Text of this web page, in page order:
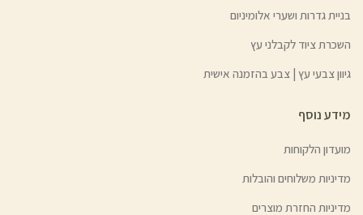
בניית גדרות ושערי אלומיניום
השכרת ציוד לקבלני עץ
גיוון צבעי עץ | צבע בהזמנה אישית
מידע נוסף
מועדון הלקוחות
מדיניות משלוחים והובלות
מדיניות החזרת מוצרים